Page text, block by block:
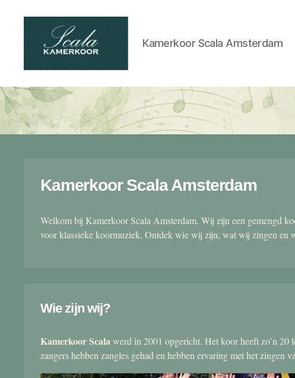
kamerkoor
Kamerkoor Scala Amsterdam
Kamerkoor Scala Amsterdam
Welkom bij Kamerkoor Scala Amsterdam. Wij zijn een gemengd
voor klassieke koormuziek. Ontdek wie wij zijn, wat wij zingen en
Wie zijn wij?
Kamerkoor Scalawerd in 2001 opgericht. Het koor heeft zo’n 20
zangers hebben zangles gehad en hebben ervaring met het zingen